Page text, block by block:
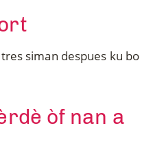
siman despues ku bo
òf nan a